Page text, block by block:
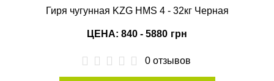
Гиря чугунная KZG HMS 4 - 32кг Черная
ЦЕНА: 840 - 5880 грн
0 отзывов